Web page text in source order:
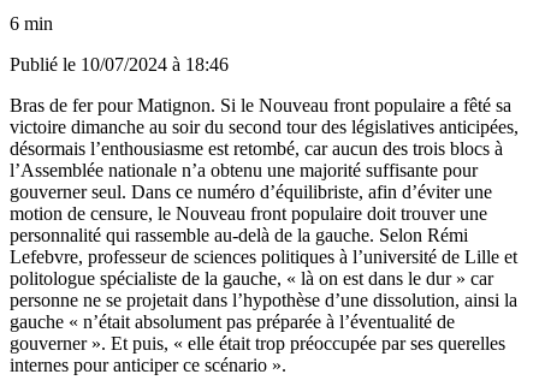
6 min
Publié le 10/07/2024 à 18:46
Bras de fer pour Matignon. Si le Nouveau front populaire a fêté sa
victoire dimanche au soir du second tour des législatives anticipées,
désormais l’enthousiasme est retombé, car aucun des trois blocs à
l’Assemblée nationale n’a obtenu une majorité suffisante pour
gouverner seul. Dans ce numéro d’équilibriste, afin d’éviter une
motion de censure, le Nouveau front populaire doit trouver une
personnalité qui rassemble au-delà de la gauche. Selon Rémi
Lefebvre, professeur de sciences politiques à l’université de Lille et
politologue spécialiste de la gauche, « là on est dans le dur » car
personne ne se projetait dans l’hypothèse d’une dissolution, ainsi la
gauche « n’était absolument pas préparée à l’éventualité de
gouverner ». Et puis, « elle était trop préoccupée par ses querelles
internes pour anticiper ce scénario ».